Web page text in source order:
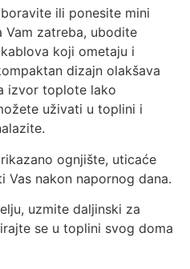
ili ponesite mini
Vam zatreba, ubodite
koji ometaju i
dizajn olakšava
izvor toplote lako
uživati u toplini i
ognjište, uticaće
Vas nakon napornog dana.
uzmite daljinski za
se u toplini svog doma